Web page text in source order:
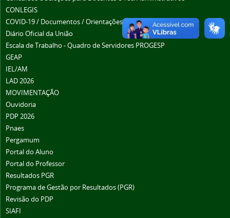
CONLEGIS
COVID-19 / Documentos / Orientações / Trabalho Remoto
Diário Oficial da União
Escala de Trabalho - Quadro de Servidores PROGESP
GEAP
IEL/AM
LAD 2026
MOVIMENTAÇÃO
Ouvidoria
PDP 2026
Pnaes
Pergamum
Portal do Aluno
Portal do Professor
Resultados PGR
Programa de Gestão por Resultados (PGR)
Revisão do PDP
SIAFI